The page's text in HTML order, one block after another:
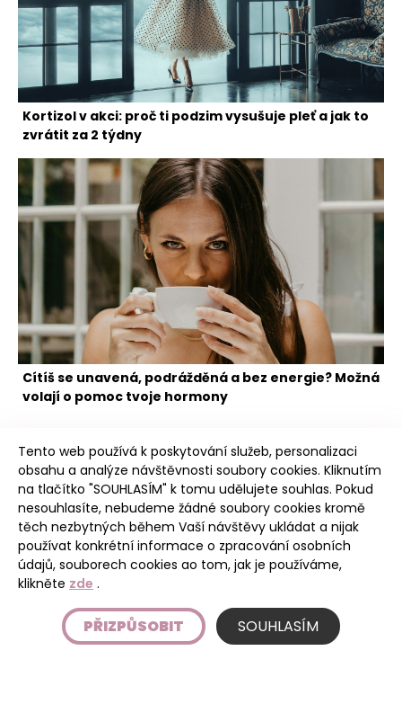
Kortizol v akci: proč ti podzim vysušuje pleť a jak to
zvrátit za 2 týdny
Cítíš se unavená, podrážděná a bez energie? Možná
volají o pomoc tvoje hormony
Poudree
Úvod
Etický kodex
Tento web používá k poskytování služeb, personalizaci
obsahu a analýze návštěvnosti soubory cookies. Kliknutím
na tlačítko "SOUHLASÍM" k tomu udělujete souhlas. Pokud
nesouhlasíte, nebudeme žádné soubory cookies kromě
těch nezbytných během Vaší návštěvy ukládat a nijak
používat konkrétní informace o zpracování osobních
údajů, souborech cookies ao tom, jak je používáme,
klikněte zde .
PŘIZPŮSOBIT SOUHLASÍM